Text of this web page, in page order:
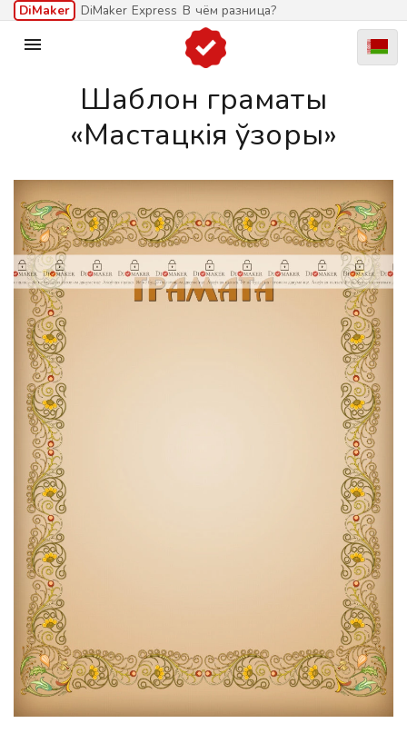
DiMaker DiMaker Express В чём разница?

Шаблон граматы
«Мастацкія ўзоры»